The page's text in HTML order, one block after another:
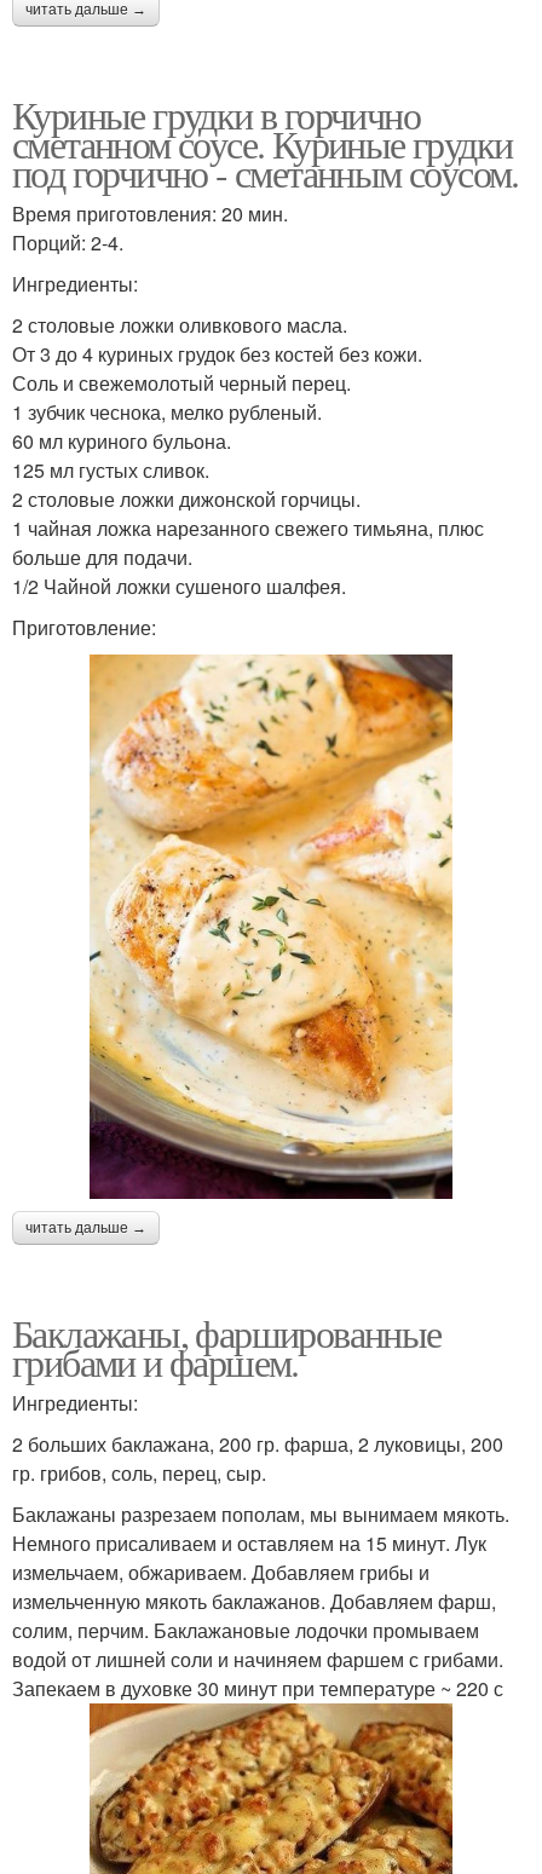
читать дальше →
Куриные грудки в горчично
сметанном соусе. Куриные грудки
под горчично - сметанным соусом.
Время приготовления: 20 мин.
Порций: 2-4.
Ингредиенты:
2 столовые ложки оливкового масла.
От 3 до 4 куриных грудок без костей без кожи.
Соль и свежемолотый черный перец.
1 зубчик чеснока, мелко рубленый.
60 мл куриного бульона.
125 мл густых сливок.
2 столовые ложки дижонской горчицы.
1 чайная ложка нарезанного свежего тимьяна, плюс
больше для подачи.
1/2 Чайной ложки сушеного шалфея.
Приготовление:
читать дальше →
Баклажаны, фаршированные
грибами и фаршем.
Ингредиенты:
2 больших баклажана, 200 гр. фарша, 2 луковицы, 200
гр. грибов, соль, перец, сыр.
Баклажаны разрезаем пополам, мы вынимаем мякоть.
Немного присаливаем и оставляем на 15 минут. Лук
измельчаем, обжариваем. Добавляем грибы и
измельченную мякоть баклажанов. Добавляем фарш,
солим, перчим. Баклажановые лодочки промываем
водой от лишней соли и начиняем фаршем с грибами.
Запекаем в духовке 30 минут при температуре ~ 220 с